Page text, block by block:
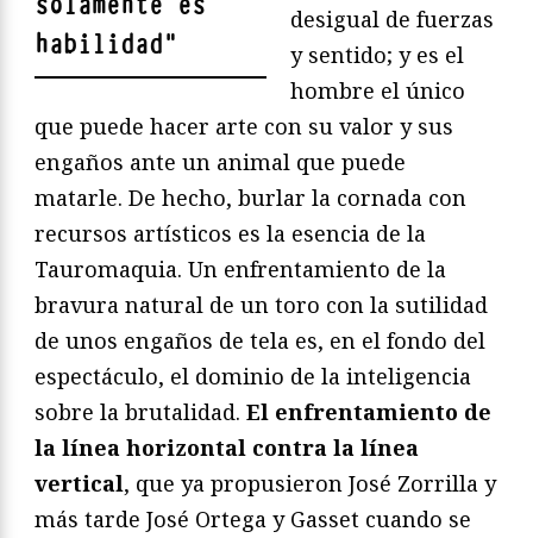
habilidad"
desigual de fuerzas
y sentido; y es el
hombre el único
que puede hacer arte con su valor y sus
engaños ante un animal que puede
matarle. De hecho, burlar la cornada con
recursos artísticos es la esencia de la
Tauromaquia. Un enfrentamiento de la
bravura natural de un toro con la sutilidad
de unos engaños de tela es, en el fondo del
espectáculo, el dominio de la inteligencia
sobre la brutalidad. El enfrentamiento de
la línea horizontal contra la línea
vertical, que ya propusieron José Zorrilla y
más tarde José Ortega y Gasset cuando se